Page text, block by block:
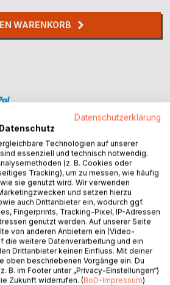
WARENKORB
Schicksale,
ihren Augen und betrachtet mit
Auffallende, Fremde, das
ist und tief berührt.
- in einzelnen Geschichten
in Zeiten zunehmender sozialer
materiellen Nichts - Armut,
Datenschutzerklärung
Technologien auf unserer
essenziell und technisch notwendig.
(z. B. Cookies oder
Tracking), um zu messen, wie häufig
sie genutzt wird. Wir verwenden
und setzen hierzu
auch Drittanbieter ein, wodurch ggf.
Fingerprints, Tracking-Pixel, IP-Adressen
genutzt werden. Auf unserer Seite
von anderen Anbietern ein (Video-
die weitere Datenverarbeitung und ein
Drittanbieter keinen Einfluss. Mit deiner
oben beschriebenen Vorgänge ein. Du
B. im Footer unter „Privacy-Einstellungen“)
Zukunft widerrufen. (BoD-Impressum)